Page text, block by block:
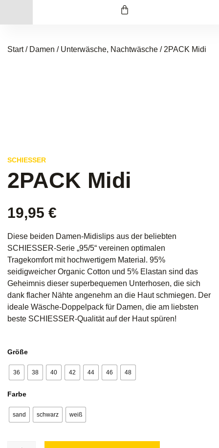
Start/ Damen / Unterwäsche, Nachtwäsche / 2PACK Midi
SCHIESSER
2PACK Midi
19,95 €
Diese beiden Damen-Midislips aus der beliebten
SCHIESSER-Serie „95/5“ vereinen optimalen
Tragekomfort mit hochwertigem Material. 95%
seidigweicher Organic Cotton und 5% Elastan sind das
Geheimnis dieser superbequemen Unterhosen, die sich
dank flacher Nähte angenehm an die Haut schmiegen. Der
ideale Wäsche-Doppelpack für Damen, die am liebsten
beste SCHIESSER-Qualität auf der Haut spüren!
Größe
36 38 40 42 44 46 48
Farbe
sand schwarz weiß